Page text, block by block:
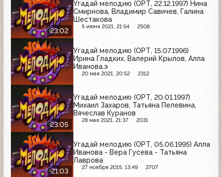
23:02
Угадай мелодию (ОРТ, 22.12.1997) Нина
Смирнова, Владимир Савичев, Галина
Шестакова
5 июня 2021, 21:54 2508
Угадай мелодию (ОРТ, 15.07.1996)
Ирина Гладких, Валерий Крылов, Алла
Иванова.э
20 мая 2021, 20:52 2312
23:05
Угадай мелодию (ОРТ, 20.01.1997)
Михаил Захаров, Татьяна Пелевина,
Вячеслав Куранов
28 мая 2021, 21:37 2031
21:03
Угадай мелодию (ОРТ, 05.06.1995) Алла
Иванова - Вера Гусева - Татьяна
Лаврова
27 ноября 2015, 13:49 2707